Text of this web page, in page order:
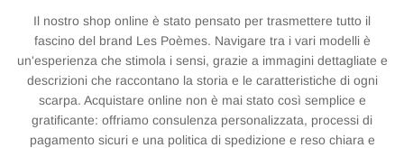
Il nostro shop online è stato pensato per trasmettere tutto il
fascino del brand Les Poèmes. Navigare tra i vari modelli è
un'esperienza che stimola i sensi, grazie a immagini dettagliate e
descrizioni che raccontano la storia e le caratteristiche di ogni
scarpa. Acquistare online non è mai stato così semplice e
gratificante: offriamo consulenza personalizzata, processi di
pagamento sicuri e una politica di spedizione e reso chiara e